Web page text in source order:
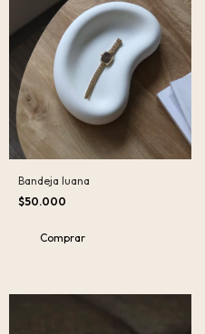
Bandeja luana
$50.000